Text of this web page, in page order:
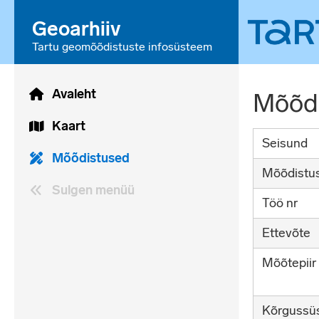
Geoarhiiv
Tartu geomõõdistuste infosüsteem
Avaleht
Kaart
Mõõdistused
Sulgen menüü
Seisund
Töö nr
Ettevõte
Mõõtepiir